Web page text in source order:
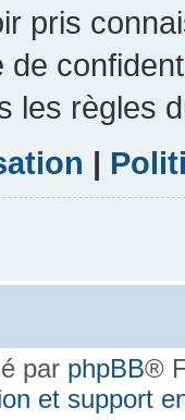
pris
de
les règles
|
par phpBB®
et support